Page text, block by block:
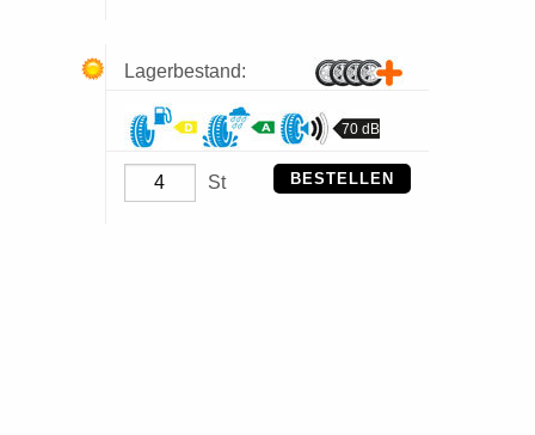
Lagerbestand:
70 dB
St BESTELLEN